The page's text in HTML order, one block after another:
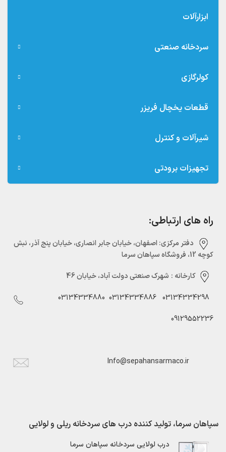
ابزارآلات
سردخانه صنعتی
کولرگازی
قطعات یخچال فریزر
شیرآلات و کنترل
تجهیزات برودتی
راه های ارتباطی:
دفتر مرکزی:‌ اصفهان، خیابان جابر انصاری، خیابان پنج آذر، نبش
کوچه 12، فروشگاه سپاهان سرما
کارخانه : شهرک صنعتی دولت آباد، خیابان 46
03134334298
03134334886
03134334880
09129552236
Info@sepahansarmaco.ir
سپاهان سرما، تولید کننده درب های سردخانه ریلی و لولایی
درب لولایی سردخانه سپاهان سرما